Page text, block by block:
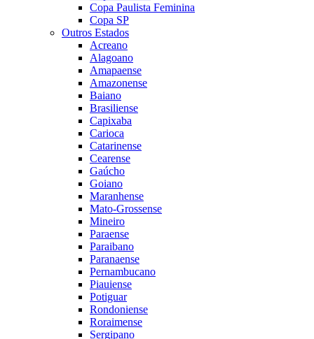
Copa Paulista Feminina
Copa SP
Outros Estados
Acreano
Alagoano
Amapaense
Amazonense
Baiano
Brasiliense
Capixaba
Carioca
Catarinense
Cearense
Gaúcho
Goiano
Maranhense
Mato-Grossense
Mineiro
Paraense
Paraibano
Paranaense
Pernambucano
Piauiense
Potiguar
Rondoniense
Roraimense
Sergipano